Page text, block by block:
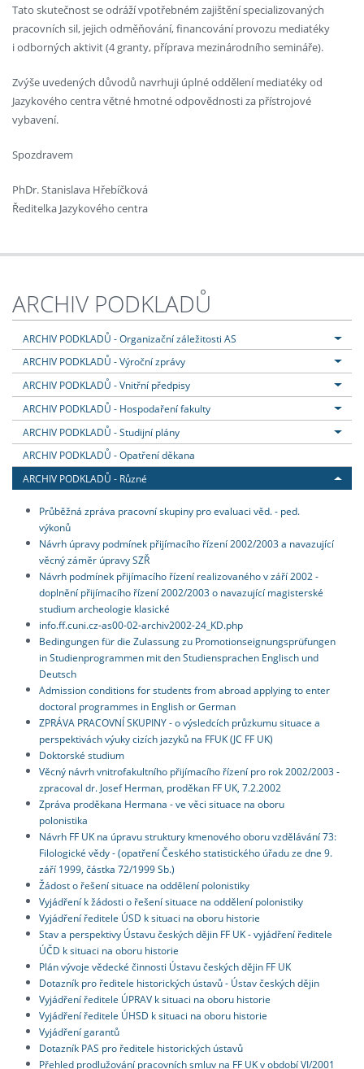
Tato skutečnost se odráží vpotřebném zajištění specializovaných
pracovních sil, jejich odměňování, financování provozu mediatéky
i odborných aktivit (4 granty, příprava mezinárodního semináře).
Zvýše uvedených důvodů navrhuji úplné oddělení mediatéky od
Jazykového centra větné hmotné odpovědnosti za přístrojové
vybavení.
Spozdravem
PhDr. Stanislava Hřebíčková
Ředitelka Jazykového centra
ARCHIV PODKLADŮ
ARCHIV PODKLADŮ - Organizační záležitosti AS
ARCHIV PODKLADŮ - Výroční zprávy
ARCHIV PODKLADŮ - Vnitřní předpisy
ARCHIV PODKLADŮ - Hospodaření fakulty
ARCHIV PODKLADŮ - Studijní plány
ARCHIV PODKLADŮ - Opatření děkana
ARCHIV PODKLADŮ - Různé
Průběžná zpráva pracovní skupiny pro evaluaci věd. - ped.
výkonů
Návrh úpravy podmínek přijímacího řízení 2002/2003 a navazující
věcný záměr úpravy SZŘ
Návrh podmínek přijímacího řízení realizovaného v září 2002 -
doplnění přijímacího řízení 2002/2003 o navazující magisterské
studium archeologie klasické
info.ff.cuni.cz-as00-02-archiv2002-24_KD.php
Bedingungen für die Zulassung zu Promotionseignungsprüfungen
in Studienprogrammen mit den Studiensprachen Englisch und
Deutsch
Admission conditions for students from abroad applying to enter
doctoral programmes in English or German
ZPRÁVA PRACOVNÍ SKUPINY - o výsledcích průzkumu situace a
perspektivách výuky cizích jazyků na FFUK (JC FF UK)
Doktorské studium
Věcný návrh vnitrofakultního přijímacího řízení pro rok 2002/2003 -
zpracoval dr. Josef Herman, proděkan FF UK, 7.2.2002
Zpráva proděkana Hermana - ve věci situace na oboru
polonistika
Návrh FF UK na úpravu struktury kmenového oboru vzdělávání 73:
Filologické vědy - (opatření Českého statistického úřadu ze dne 9.
září 1999, částka 72/1999 Sb.)
Žádost o řešení situace na oddělení polonistiky
Vyjádření k žádosti o řešení situace na oddělení polonistiky
Vyjádření ředitele ÚSD k situaci na oboru historie
Stav a perspektivy Ústavu českých dějin FF UK - vyjádření ředitele
ÚČD k situaci na oboru historie
Plán vývoje vědecké činnosti Ústavu českých dějin FF UK
Dotazník pro ředitele historických ústavů - Ústav českých dějin
Vyjádření ředitele ÚPRAV k situaci na oboru historie
Vyjádření ředitele ÚHSD k situaci na oboru historie
Vyjádření garantů
Dotazník PAS pro ředitele historických ústavů
Přehled prodlužování pracovních smluv na FF UK v období VI/2001